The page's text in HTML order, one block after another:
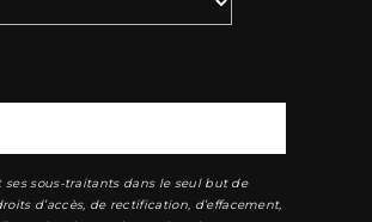
ses sous-traitants dans le seul but de
d’accès, de rectification, d’effacement,